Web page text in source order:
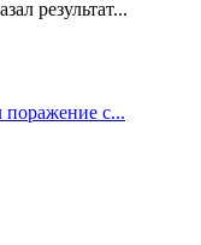
результат...
поражение с...